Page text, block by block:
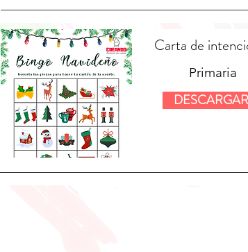
Carta de
Primaria
DESCARGAR